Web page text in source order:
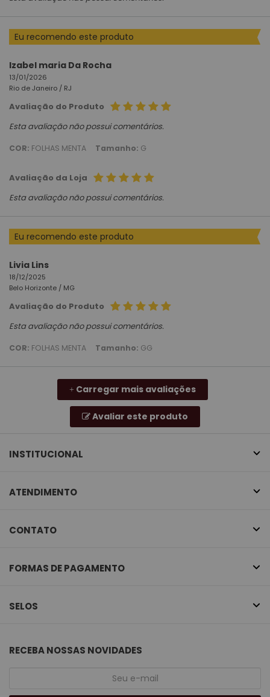
Eu recomendo este produto
Izabel maria Da Rocha
13/01/2026
Rio de Janeiro / RJ
Avaliação do Produto
Esta avaliação não possui comentários.
COR: FOLHAS MENTA Tamanho: G
Avaliação da Loja
Esta avaliação não possui comentários.
Eu recomendo este produto
Livia Lins
18/12/2025
Belo Horizonte / MG
Avaliação do Produto
Esta avaliação não possui comentários.
COR: FOLHAS MENTA Tamanho: GG
+ Carregar mais avaliações
Avaliar este produto
INSTITUCIONAL
ATENDIMENTO
CONTATO
FORMAS DE PAGAMENTO
SELOS
RECEBA NOSSAS NOVIDADES